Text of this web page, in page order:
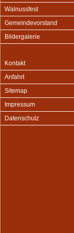
Walnussfest
Gemeindevorstand
Bildergalerie
Kontakt
Anfahrt
Sitemap
Impressum
Datenschutz